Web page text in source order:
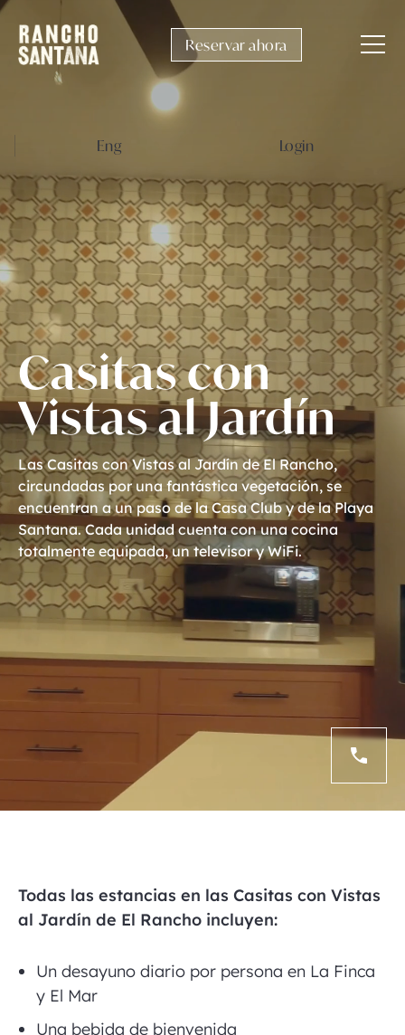
Reservar ahora
Login
Eng
Casitas con
Vistas al Jardín
Las Casitas con Vistas al Jardín de El Rancho,
circundadas por una fantástica vegetación, se
encuentran a un paso de la Casa Club y de la Playa
Santana. Cada unidad cuenta con una cocina
totalmente equipada, un televisor y WiFi.
(310) 299-7550
Todas las estancias en las Casitas con Vistas
al Jardín de El Rancho incluyen:
Un desayuno diario por persona en La Finca
y El Mar
Una bebida de bienvenida